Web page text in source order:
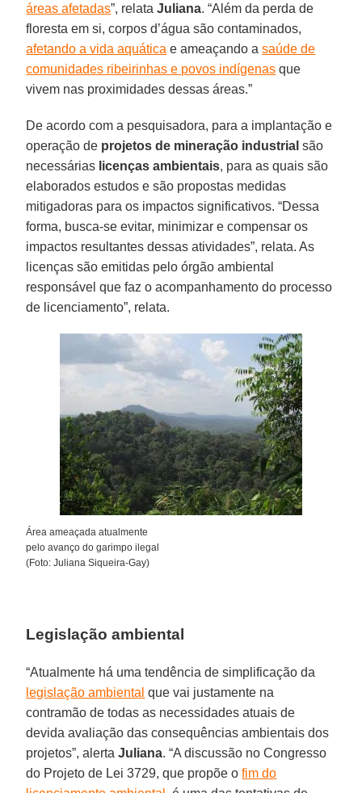
áreas afetadas”, relataJuliana. “Além da perda de
floresta em si, corpos d’água são contaminados,
afetando a vida aquática e ameaçando asaúde de
comunidades ribeirinhas e povos indígenas que
vivem nas proximidades dessas áreas.”
De acordo com a pesquisadora, para a implantação e
operação de projetos de mineração industrial são
necessárias licenças ambientais, para as quais são
elaborados estudos e são propostas medidas
mitigadoras para os impactos significativos. “Dessa
forma, busca-se evitar, minimizar e compensar os
impactos resultantes dessas atividades”, relata. As
licenças são emitidas pelo órgão ambiental
responsável que faz o acompanhamento do processo
de licenciamento”, relata.
Área ameaçada atualmente
pelo avanço do garimpo ilegal
(Foto: Juliana Siqueira-Gay)
Legislação ambiental
“Atualmente há uma tendência de simplificação da
legislação ambiental que vai justamente na
contramão de todas as necessidades atuais de
devida avaliação das consequências ambientais dos
projetos”, alertaJuliana. “A discussão no Congresso
do Projeto de Lei 3729, que propõe ofim do